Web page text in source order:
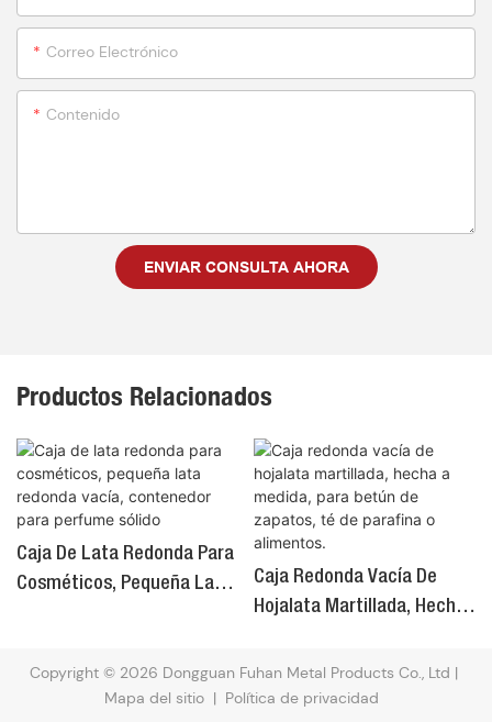
Correo Electrónico
Contenido
ENVIAR CONSULTA AHORA
Productos Relacionados
Caja De Lata Redonda Para
Cosméticos, Pequeña Lata
Caja Redonda Vacía De
Hojalata Martillada, Hecha
Zapatos, Té De Parafina O
Alimentos.
Copyright © 2026 Dongguan Fuhan Metal Products Co., Ltd |
Mapa del sitio | Política de privacidad